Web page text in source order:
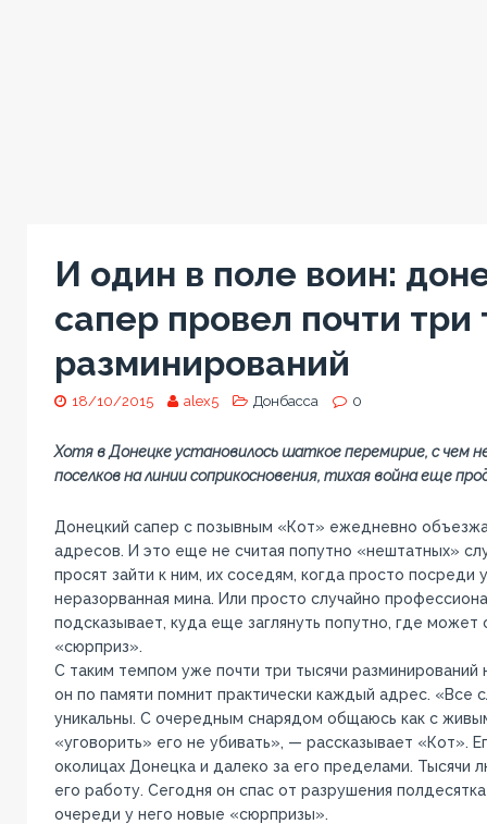
И один в поле воин:
сапер провел почти три
разминирований
18/10/2015 alex5 Донбасса 0
Хотя в Донецке установилось шаткое перемирие, с чем
поселков на линии соприкосновения, тихая война еще
Донецкий сапер с позывным «Кот» ежедневно
адресов. И это еще не считая попутно «нештатных»
просят зайти к ним, их соседям, когда просто посреди
неразорванная мина. Или просто случайно
подсказывает, куда еще заглянуть попутно, где может
«сюрприз».
С таким темпом уже почти три тысячи разминирований
он по памяти помнит практически каждый адрес. «Все
уникальны. С очередным снарядом общаюсь как с
«уговорить» его не убивать», — рассказывает «Кот».
околицах Донецка и далеко за его пределами. Тысячи
его работу. Сегодня он спас от разрушения
очереди у него новые «сюрпризы».